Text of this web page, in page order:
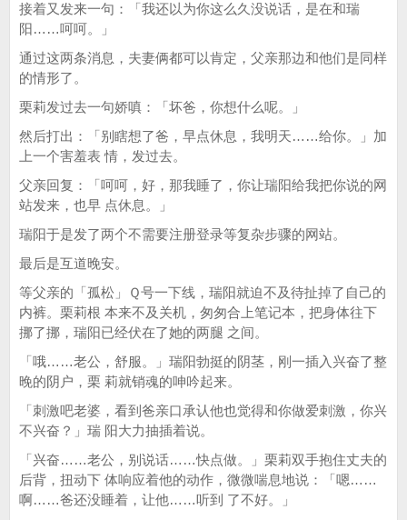
接着又发来一句：「我还以为你这么久没说话，是在和瑞
阳……呵呵。」
通过这两条消息，夫妻俩都可以肯定，父亲那边和他们是同样
的情形了。
栗莉发过去一句娇嗔：「坏爸，你想什么呢。」
然后打出：「别瞎想了爸，早点休息，我明天……给你。」加
上一个害羞表 情，发过去。
父亲回复：「呵呵，好，那我睡了，你让瑞阳给我把你说的网
站发来，也早 点休息。」
瑞阳于是发了两个不需要注册登录等复杂步骤的网站。
最后是互道晚安。
等父亲的「孤松」Ｑ号一下线，瑞阳就迫不及待扯掉了自己的
内裤。栗莉根 本来不及关机，匆匆合上笔记本，把身体往下
挪了挪，瑞阳已经伏在了她的两腿 之间。
「哦……老公，舒服。」瑞阳勃挺的阴茎，刚一插入兴奋了整
晚的阴户，栗 莉就销魂的呻吟起来。
「刺激吧老婆，看到爸亲口承认他也觉得和你做爱刺激，你兴
不兴奋？」瑞 阳大力抽插着说。
「兴奋……老公，别说话……快点做。」栗莉双手抱住丈夫的
后背，扭动下 体响应着他的动作，微微喘息地说：「嗯……
啊……爸还没睡着，让他……听到 了不好。」